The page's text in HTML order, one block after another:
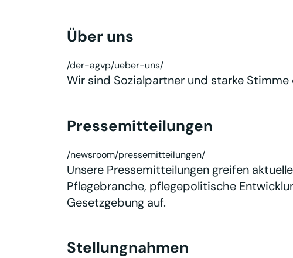
Über uns
/der-agvp/ueber-uns/
Wir sind Sozialpartner und starke
Pressemitteilungen
/newsroom/pressemitteilungen/
Unsere Pressemitteilungen greifen
Pflegebranche, pflegepolitische
Gesetzgebung auf.
Stellungnahmen